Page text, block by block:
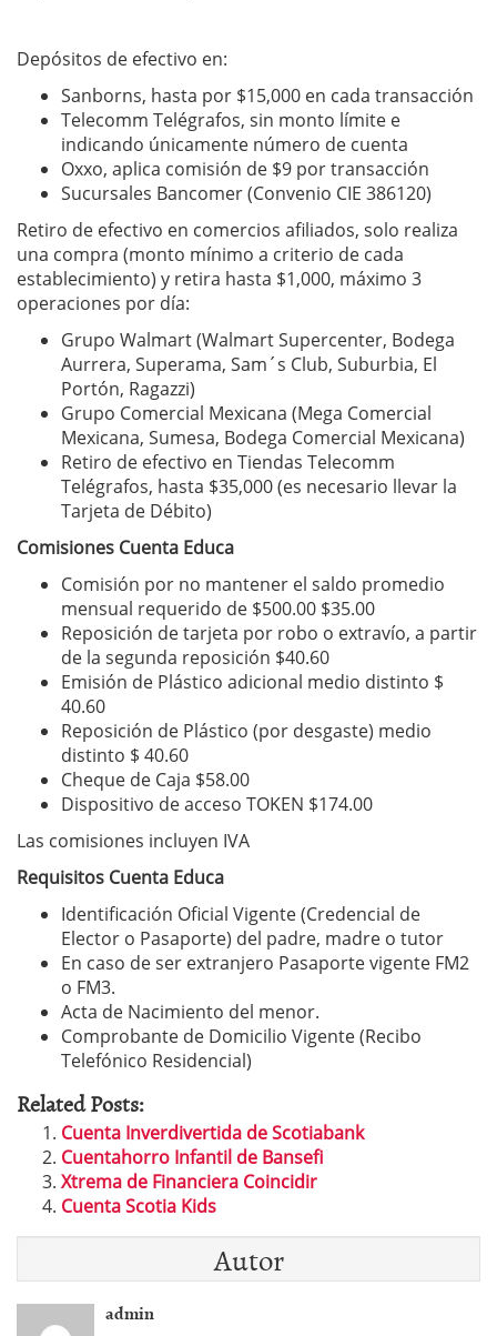
Depósitos de efectivo en:
Sanborns, hasta por $15,000 en cada transacción
Telecomm Telégrafos, sin monto límite e
indicando únicamente número de cuenta
Oxxo, aplica comisión de $9 por transacción
Sucursales Bancomer (Convenio CIE 386120)
Retiro de efectivo en comercios afiliados, solo realiza
una compra (monto mínimo a criterio de cada
establecimiento) y retira hasta $1,000, máximo 3
operaciones por día:
Grupo Walmart (Walmart Supercenter, Bodega
Aurrera, Superama, Sam´s Club, Suburbia, El
Portón, Ragazzi)
Grupo Comercial Mexicana (Mega Comercial
Mexicana, Sumesa, Bodega Comercial Mexicana)
Retiro de efectivo en Tiendas Telecomm
Telégrafos, hasta $35,000 (es necesario llevar la
Tarjeta de Débito)
Comisiones Cuenta Educa
Comisión por no mantener el saldo promedio
mensual requerido de $500.00 $35.00
Reposición de tarjeta por robo o extravío, a partir
de la segunda reposición $40.60
Emisión de Plástico adicional medio distinto $
40.60
Reposición de Plástico (por desgaste) medio
distinto $ 40.60
Cheque de Caja $58.00
Dispositivo de acceso TOKEN $174.00
Las comisiones incluyen IVA
Requisitos Cuenta Educa
Identificación Oficial Vigente (Credencial de
Elector o Pasaporte) del padre, madre o tutor
En caso de ser extranjero Pasaporte vigente FM2
o FM3.
Acta de Nacimiento del menor.
Comprobante de Domicilio Vigente (Recibo
Telefónico Residencial)
Related Posts:
Cuenta Inverdivertida de Scotiabank
Cuentahorro Infantil de Bansefi
Xtrema de Financiera Coincidir
Cuenta Scotia Kids
Autor
admin